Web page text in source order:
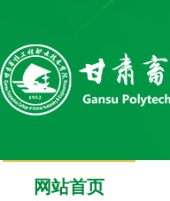
网站首页